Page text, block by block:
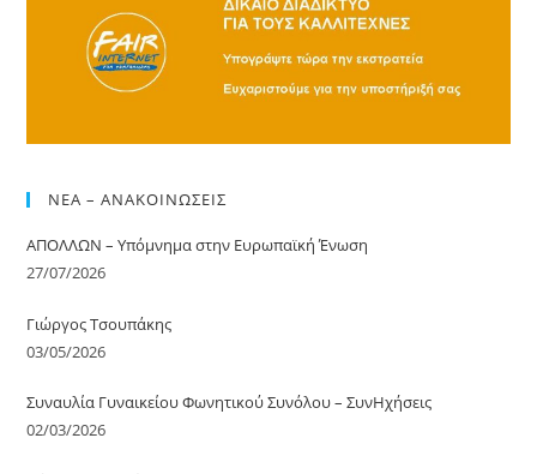
ΝΕΑ – ΑΝΑΚΟΙΝΩΣΕΙΣ
ΑΠΟΛΛΩΝ – Υπόμνημα στην Ευρωπαϊκή Ένωση
27/07/2026
Γιώργος Τσουπάκης
03/05/2026
Συναυλία Γυναικείου Φωνητικού Συνόλου – ΣυνΗχήσεις
02/03/2026